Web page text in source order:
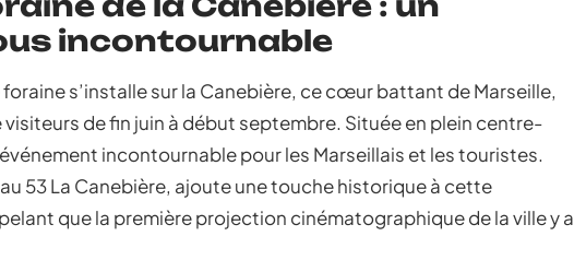
incontournable
s’installe sur la Canebière, ce cœur battant de Marseille,
de fin juin à début septembre. Située en plein centre-
incontournable pour les Marseillais et les touristes.
53 La Canebière, ajoute une touche historique à cette
que la première projection cinématographique de la ville y a